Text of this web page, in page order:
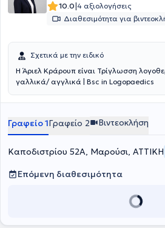
10.0|4 αξιολογήσεις
Διαθεσιμότητα για
Σχετικά με την ειδικό
Η Άριελ Κράρουπ είναι Τρίγλωσση
γαλλικά/ αγγλικά | Bsc in Logopaedics
Γραφείο 1Γραφείο 2 Βιντεοκλήση
Καποδιστρίου 52Α, Μαρούσι, ΑΤΤΙΚΗ
Επόμενη διαθεσιμότητα